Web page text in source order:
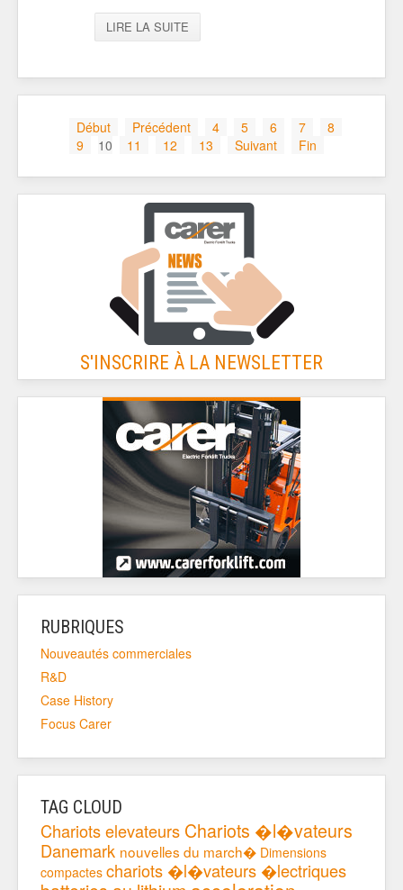
LIRE LA SUITE
Début Précédent 4 5 6 7
8
9
10 11 12 13 Suivant Fin
S'INSCRIRE À LA NEWSLETTER
RUBRIQUES
Nouveautés commerciales
R&D
Case History
Focus Carer
TAG CLOUD
Chariots elevateurs Chariots �l�vateurs
Danemark nouvelles du march� Dimensions
compactes chariots �l�vateurs �lectriques